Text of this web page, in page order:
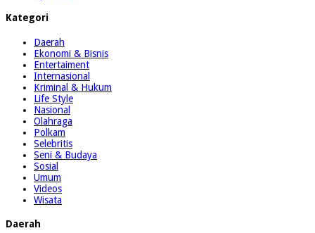
Kategori
Daerah
Ekonomi & Bisnis
Entertaiment
Internasional
Kriminal & Hukum
Life Style
Nasional
Olahraga
Polkam
Selebritis
Seni & Budaya
Sosial
Umum
Videos
Wisata
Daerah